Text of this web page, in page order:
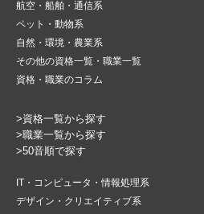
航空・船舶・通信系
ペット・動物系
自然・環境・農業系
その他の資格一覧・職業一覧
資格・職業のコラム
>資格一覧から探す
>職業一覧から探す
>50音順で探す
IT・コンピュータ・情報処理系
デザイン・クリエイティブ系